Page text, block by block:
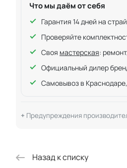
Что мы даём от себя
Гарантия 14 дней на
Проверяйте
Своя мастерская:
Официальный дилер
Самовывоз в
Предупреждения
Назад к списку